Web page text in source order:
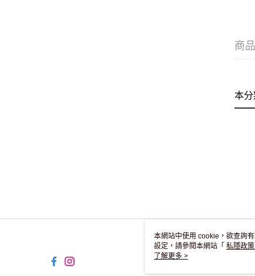
商
本分
本網站中使用 cookie，欲查詢
設定，請參閱本網站「 私隱政策
用 cookie。
了解更多 >